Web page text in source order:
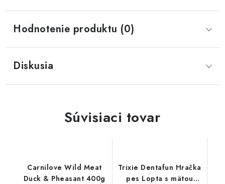
Hodnotenie produktu (0)
Diskusia
Súvisiaci tovar
Carnilove Wild Meat
Duck & Pheasant 400g
Trixie Dentafun Hračka
pes Lopta s mätou